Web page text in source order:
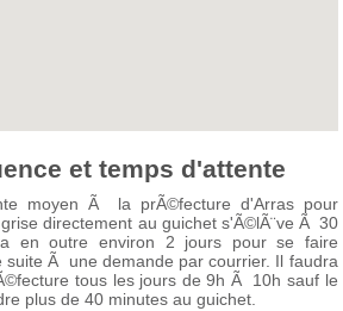
et temps d'attente
moyen Ã la prÃ©fecture d'Arras pour
directement au guichet s'Ã©lÃ¨ve Ã 30
en outre environ 2 jours pour se faire
suite Ã une demande par courrier. Il faudra
tous les jours de 9h Ã 10h sauf le
plus de 40 minutes au guichet.